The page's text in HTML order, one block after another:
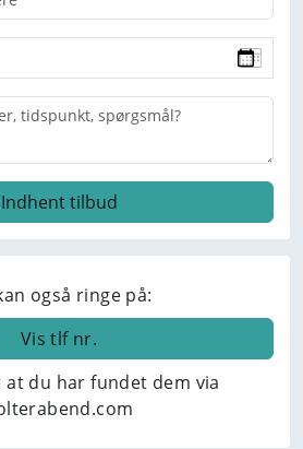
også ringe på:
Vis tlf nr.
at du har fundet dem via